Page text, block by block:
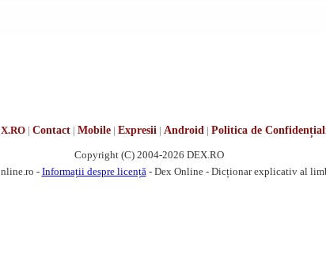
| Contact| Mobile| Expresii | Android | Politica de
Copyright (C) 2004-2026 DEX.RO
-Informații despre licență - Dex Online - Dicționar explicativ al